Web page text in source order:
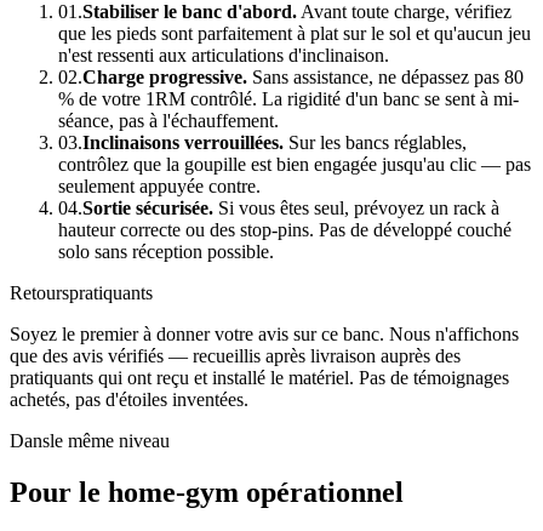
01.Stabiliser le banc d'abord. Avant toute charge, vérifiez
que les pieds sont parfaitement à plat sur le sol et qu'aucun jeu
n'est ressenti aux articulations d'inclinaison.
02.Charge progressive. Sans assistance, ne dépassez pas 80
% de votre 1RM contrôlé. La rigidité d'un banc se sent à mi-
séance, pas à l'échauffement.
03.Inclinaisons verrouillées. Sur les bancs réglables,
contrôlez que la goupille est bien engagée jusqu'au clic — pas
seulement appuyée contre.
04.Sortie sécurisée. Si vous êtes seul, prévoyez un rack à
hauteur correcte ou des stop-pins. Pas de développé couché
solo sans réception possible.
Retourspratiquants
Soyez le premier à donner votre avis sur ce banc. Nous n'affichons
que des avis vérifiés — recueillis après livraison auprès des
pratiquants qui ont reçu et installé le matériel. Pas de témoignages
achetés, pas d'étoiles inventées.
Dansle même niveau
Pour le home-gym opérationnel